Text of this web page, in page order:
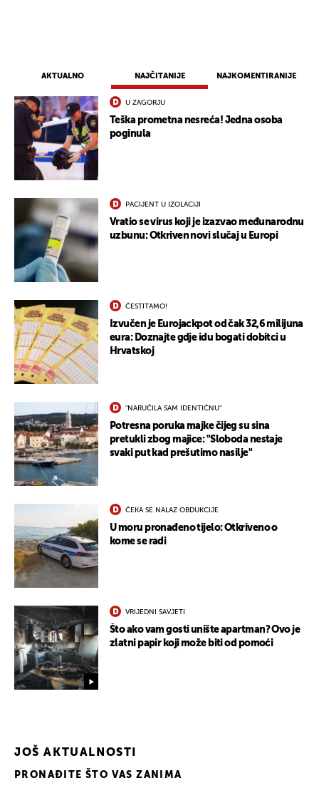
AKTUALNO NAJČITANIJE NAJKOMENTIRANIJE
U ZAGORJU
Teška prometna nesreća! Jedna osoba
poginula
PACIJENT U IZOLACIJI
Vratio se virus koji je izazvao međunarodnu
uzbunu: Otkriven novi slučaj u Europi
ČESTITAMO!
Izvučen je Eurojackpot od čak 32,6 milijuna
eura: Doznajte gdje idu bogati dobitci u
Hrvatskoj
"NARUČILA SAM IDENTIČNU"
Potresna poruka majke čijeg su sina
pretukli zbog majice: "Sloboda nestaje
svaki put kad prešutimo nasilje"
ČEKA SE NALAZ OBDUKCIJE
U moru pronađeno tijelo: Otkriveno o
kome se radi
VRIJEDNI SAVJETI
Što ako vam gosti unište apartman? Ovo je
zlatni papir koji može biti od pomoći
JOŠ AKTUALNOSTI
PRONAĐITE ŠTO VAS ZANIMA